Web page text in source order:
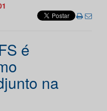
é
na